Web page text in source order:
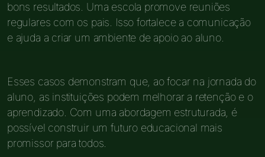
bons resultados. Uma escola promove reuniões
regulares com os pais. Isso fortalece a comunicação
e ajuda a criar um ambiente de apoio ao aluno.
Esses casos demonstram que, ao focar na jornada do
aluno, as instituições podem melhorar a retenção e o
aprendizado. Com uma abordagem estruturada, é
possível construir um futuro educacional mais
promissor para todos.